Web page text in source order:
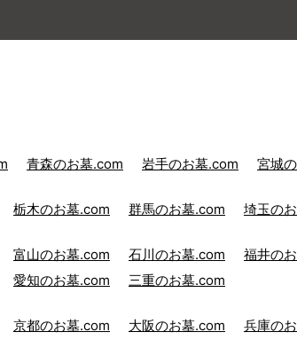
青森のお墓.com 岩手のお墓.com 宮城
栃木のお墓.com 群馬のお墓.com 埼玉の
富山のお墓.com 石川のお墓.com 福井の
愛知のお墓.com 三重のお墓.com
京都のお墓.com 大阪のお墓.com 兵庫の